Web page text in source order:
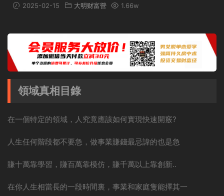
2025-02-15 大明财富營 1.66w
領域真相目錄
在一個特定的領域，人究竟應該如何實現快速開竅?
人生任何階段都不要急，做事業賺錢最忌諱的也是急
賺十萬靠學習，賺百萬靠模仿，賺千萬以上靠創新..
在你人生相當長的一段時間裏，事業和家庭隻能擇其一